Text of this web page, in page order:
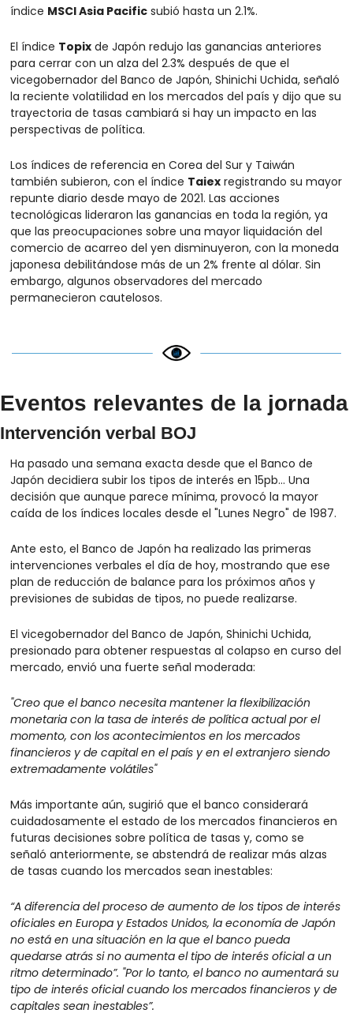
índice MSCI Asia Pacific subió hasta un 2.1%.
El índice Topix de Japón redujo las ganancias anteriores
para cerrar con un alza del 2.3% después de que el
vicegobernador del Banco de Japón, Shinichi Uchida, señaló
la reciente volatilidad en los mercados del país y dijo que su
trayectoria de tasas cambiará si hay un impacto en las
perspectivas de política.
Los índices de referencia en Corea del Sur y Taiwán
también subieron, con el índice Taiex registrando su mayor
repunte diario desde mayo de 2021. Las acciones
tecnológicas lideraron las ganancias en toda la región, ya
que las preocupaciones sobre una mayor liquidación del
comercio de acarreo del yen disminuyeron, con la moneda
japonesa debilitándose más de un 2% frente al dólar. Sin
embargo, algunos observadores del mercado
permanecieron cautelosos.
Eventos relevantes de la jornada
Intervención verbal BOJ
Ha pasado una semana exacta desde que el Banco de
Japón decidiera subir los tipos de interés en 15pb... Una
decisión que aunque parece mínima, provocó la mayor
caída de los índices locales desde el "Lunes Negro" de 1987.
Ante esto, el Banco de Japón ha realizado las primeras
intervenciones verbales el día de hoy, mostrando que ese
plan de reducción de balance para los próximos años y
previsiones de subidas de tipos, no puede realizarse.
El vicegobernador del Banco de Japón, Shinichi Uchida,
presionado para obtener respuestas al colapso en curso del
mercado, envió una fuerte señal moderada:
"Creo que el banco necesita mantener la flexibilización
monetaria con la tasa de interés de política actual por el
momento, con los acontecimientos en los mercados
financieros y de capital en el país y en el extranjero siendo
extremadamente volátiles"
Más importante aún, sugirió que el banco considerará
cuidadosamente el estado de los mercados financieros en
futuras decisiones sobre política de tasas y, como se
señaló anteriormente, se abstendrá de realizar más alzas
de tasas cuando los mercados sean inestables:
“A diferencia del proceso de aumento de los tipos de interés
oficiales en Europa y Estados Unidos, la economía de Japón
no está en una situación en la que el banco pueda
quedarse atrás si no aumenta el tipo de interés oficial a un
ritmo determinado”. "Por lo tanto, el banco no aumentará su
tipo de interés oficial cuando los mercados financieros y de
capitales sean inestables”.